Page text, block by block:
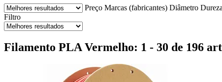
Preço Marcas (fabricantes) Diâmetro
Filtro
Filamento PLA Vermelho: 1 - 30 de 196